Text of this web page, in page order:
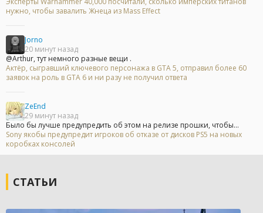
нужно, чтобы завалить Жнеца из Mass Effect
Jorno
20 минут назад
@Arthur, тут немного разные вещи .
Актёр, сыгравший ключевого персонажа в GTA 5, отправил более 60
заявок на роль в GTA 6 и ни разу не получил ответа
ZeEnd
29 минут назад
Было бы лучше предупредить об этом на релизе прошки, чтобы...
Sony якобы предупредит игроков об отказе от дисков PS5 на новых
коробках консолей
СТАТЬИ